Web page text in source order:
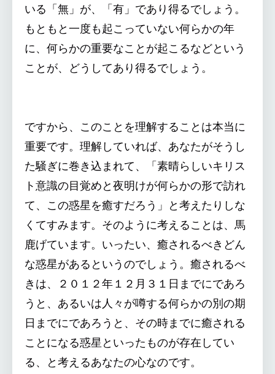
いる「無」が、「有」であり得るでしょう。
もともと一度も起こっていない何らかの年
に、何らかの重要なことが起こるなどという
ことが、どうしてあり得るでしょう。
ですから、このことを理解することは本当に
重要です。理解していれば、あなたがそうし
た騒ぎに巻き込まれて、「素晴らしいキリス
ト意識の目覚めと夜明けが何らかの形で訪れ
て、この惑星を癒すだろう」と考えたりしな
くてすみます。そのように考えることは、馬
鹿げています。いったい、癒されるべきどん
な惑星があるというのでしょう。癒されるべ
きは、２０１２年１２月３１日までにであろ
うと、あるいは人々が噂する何らかの別の期
日までにであろうと、その時までに癒される
ことになる惑星といったものが存在してい
る、と考えるあなたの心なのです。